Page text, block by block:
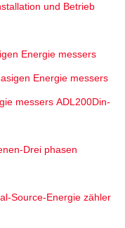
und Betrieb
Energie messers
Energie messers
messers ADL200Din-
Drei phasen
Source-Energie zähler